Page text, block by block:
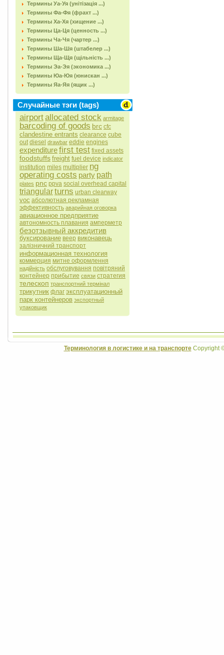
Термины Уа-Уя (унітізація ...)
Термины Фа-Фя (фрахт ...)
Термины Ха-Хя (хищение ...)
Термины Ца-Ця (ценность ...)
Термины Ча-Чя (чартер ...)
Термины Ша-Шя (штабелер ...)
Термины Ща-Щя (щільність ...)
Термины Эа-Эя (экономика ...)
Термины Юа-Юя (юнискан ...)
Термины Яа-Яя (ящик ...)
Случайные тэги (tags)
airportallocated stock armitage
barcoding of goods brc cfc
clandestine entrants clearance cube
out diesel drawbar eddie engines
expenditurefirst test fixed assets
foodstuffs freight fuel device indicator
institution miles multiplier ng
operating costs party path
plates pnc ppva social overhead capital
triangularturns urban clearway
voc абсолютная рекламная
эффективность аварийная оговорка
авиационное предприятие
автономность плавания амперметр
безотзывный аккредитив
буксирование веер виконавець
залізничний транспорт
информационная технология
коммерция митне оформлення
надійність обслуговування повітряний
контейнер прибытие связи стратегия
телескоп транспортний термінал
трикутник флаг эксплуатационный
парк контейнеров экспортный
упаковщик
Терминология в логистике и на транспортеCopyright